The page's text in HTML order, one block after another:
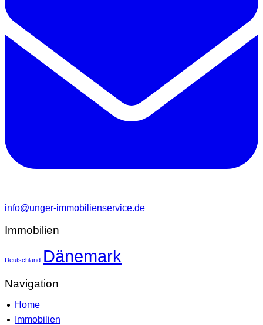
info@unger-immobilienservice.de
Immobilien
Deutschland Dänemark
Navigation
Home
Immobilien